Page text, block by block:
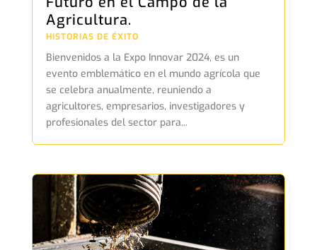
Agricultura.
HISTORIAS DE ÉXITO
Bienvenidos a la Expo Innovar 2024, es un
evento emblemático en el mundo agrícola que
se celebra anualmente, reuniendo a
agricultores, empresarios, investigadores y
profesionales del sector para...